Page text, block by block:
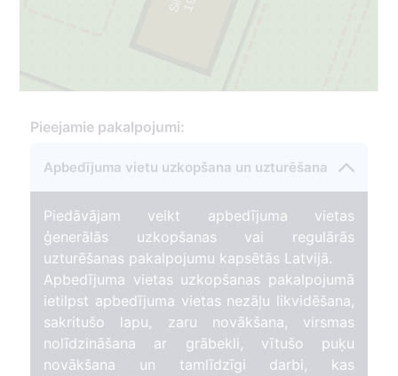
1
9
4
7
-
2
0
1
Pieejamie pakalpojumi:
Apbedījuma vietu uzkopšana un uzturēšana
Piedāvājam veikt apbedījuma vietas
ģenerālās uzkopšanas vai regulārās
uzturēšanas pakalpojumu kapsētās Latvijā.
Apbedījuma vietas uzkopšanas pakalpojumā
ietilpst apbedījuma vietas nezāļu likvidēšana,
sakritušo lapu, zaru novākšana, virsmas
nolīdzināšana ar grābekli, vītušo puķu
novākšana un tamlīdzīgi darbi, kas